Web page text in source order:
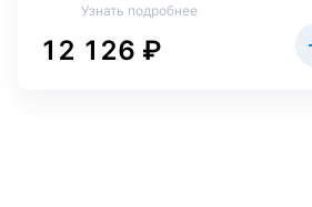
Узнать подробнее
12 126 ₽